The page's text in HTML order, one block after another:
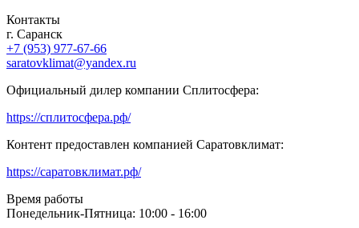
Контакты
г. Саранск
+7 (953) 977-67-66
saratovklimat@yandex.ru
Официальный дилер компании Сплитосфера:
https://сплитосфера.рф/
Контент предоставлен компанией Саратовклимат:
https://саратовклимат.рф/
Время работы
Понедельник-Пятница: 10:00 - 16:00